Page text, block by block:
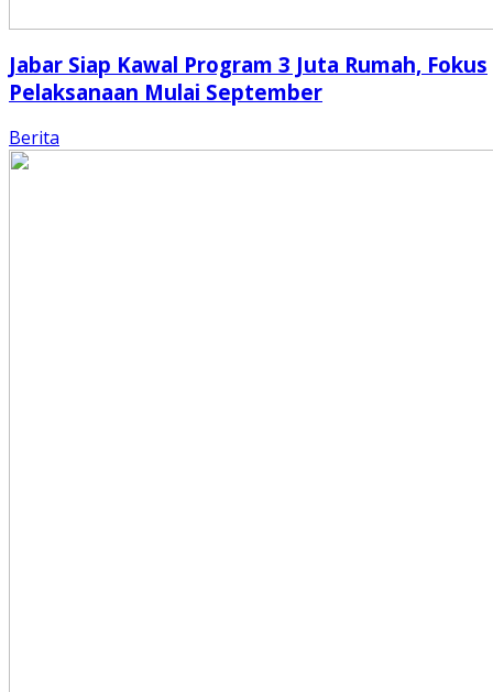
Jabar Siap Kawal Program 3 Juta Rumah, Fokus
Pelaksanaan Mulai September
Berita